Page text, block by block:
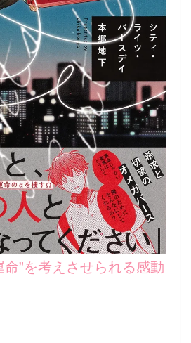
命”を考えさせられる感動